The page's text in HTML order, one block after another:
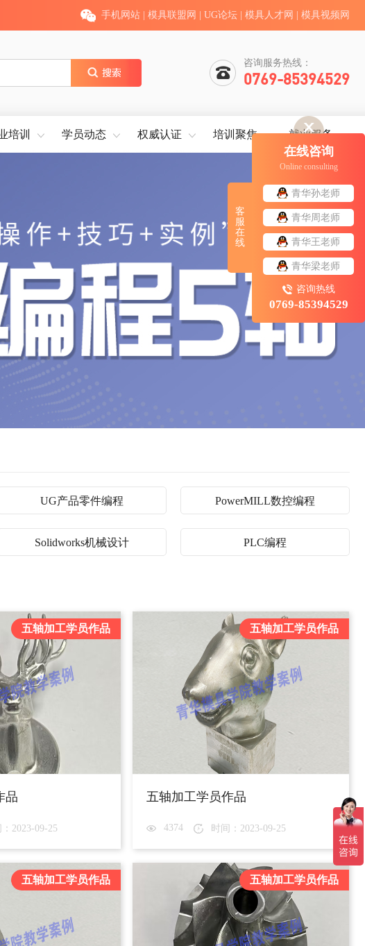
手机网站 模具联盟网 UG论坛 模具人才网 模具视频网
咨询服务热线：
0769-85394529
培训 学员动态 权威认证 培训聚焦 就业服务
UG产品零件编程 PowerMILL数控编程
Solidworks机械设计 PLC编程
五轴加工学员作品
品
2023-09-25
五轴加工学员作品
五轴加工学员作品
4374 时间：2023-09-25
五轴加工学员作品 五轴加工学员作品
在线咨询
Online consulting
青华孙老师
青华周老师
青华王老师
青华梁老师
咨询热线
0769-85394529
客
服
在
线